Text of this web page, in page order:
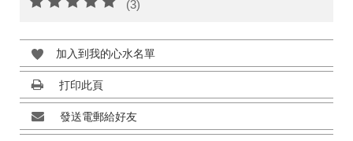
(3)
加入到我的心水名單
打印此頁
發送電郵給好友